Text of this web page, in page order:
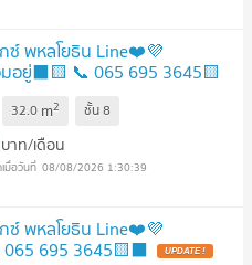
กซ์ พหลโยธิน Line❤️💜
ยู่⬛🟨 📞 065 695 3645🟨
32.0 m2 ชั้น8
บาท/เดือน
08/08/2026 1:30:39
กซ์ พหลโยธิน Line❤️💜
695 3645🟨⬛ UPDATE !